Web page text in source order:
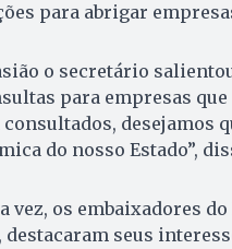
para abrigar
o secretário
para empresas
consultados, desejamos
do nosso Estado”,
vez, os embaixadores
destacaram seus